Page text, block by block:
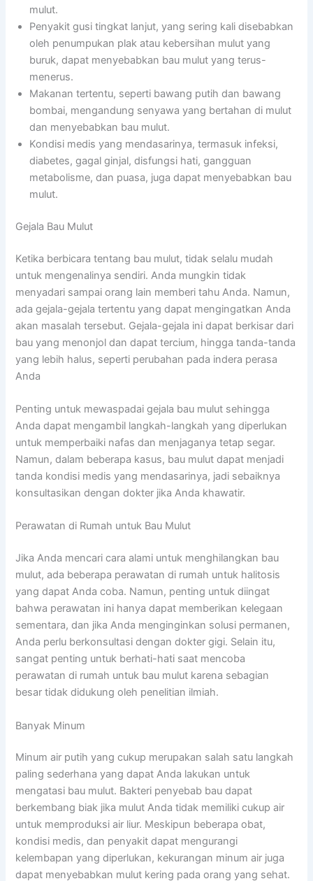
mulut.
Penyakit gusi tingkat lanjut, yang sering kali disebabkan
oleh penumpukan plak atau kebersihan mulut yang
buruk, dapat menyebabkan bau mulut yang terus-
menerus.
Makanan tertentu, seperti bawang putih dan bawang
bombai, mengandung senyawa yang bertahan di mulut
dan menyebabkan bau mulut.
Kondisi medis yang mendasarinya, termasuk infeksi,
diabetes, gagal ginjal, disfungsi hati, gangguan
metabolisme, dan puasa, juga dapat menyebabkan bau
mulut.
Gejala Bau Mulut
Ketika berbicara tentang bau mulut, tidak selalu mudah
untuk mengenalinya sendiri. Anda mungkin tidak
menyadari sampai orang lain memberi tahu Anda. Namun,
ada gejala-gejala tertentu yang dapat mengingatkan Anda
akan masalah tersebut. Gejala-gejala ini dapat berkisar dari
bau yang menonjol dan dapat tercium, hingga tanda-tanda
yang lebih halus, seperti perubahan pada indera perasa
Anda
Penting untuk mewaspadai gejala bau mulut sehingga
Anda dapat mengambil langkah-langkah yang diperlukan
untuk memperbaiki nafas dan menjaganya tetap segar.
Namun, dalam beberapa kasus, bau mulut dapat menjadi
tanda kondisi medis yang mendasarinya, jadi sebaiknya
konsultasikan dengan dokter jika Anda khawatir.
Perawatan di Rumah untuk Bau Mulut
Jika Anda mencari cara alami untuk menghilangkan bau
mulut, ada beberapa perawatan di rumah untuk halitosis
yang dapat Anda coba. Namun, penting untuk diingat
bahwa perawatan ini hanya dapat memberikan kelegaan
sementara, dan jika Anda menginginkan solusi permanen,
Anda perlu berkonsultasi dengan dokter gigi. Selain itu,
sangat penting untuk berhati-hati saat mencoba
perawatan di rumah untuk bau mulut karena sebagian
besar tidak didukung oleh penelitian ilmiah.
Banyak Minum
Minum air putih yang cukup merupakan salah satu langkah
paling sederhana yang dapat Anda lakukan untuk
mengatasi bau mulut. Bakteri penyebab bau dapat
berkembang biak jika mulut Anda tidak memiliki cukup air
untuk memproduksi air liur. Meskipun beberapa obat,
kondisi medis, dan penyakit dapat mengurangi
kelembapan yang diperlukan, kekurangan minum air juga
dapat menyebabkan mulut kering pada orang yang sehat.